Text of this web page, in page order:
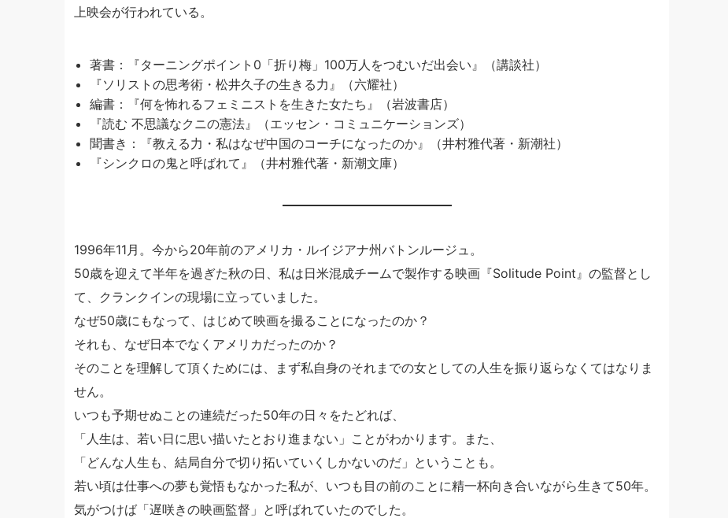
上映会が行われている。
著書：『ターニングポイント0「折り梅」100万人をつむいだ出会い』（講談社）
『ソリストの思考術・松井久子の生きる力』（六耀社）
編書：『何を怖れるフェミニストを生きた女たち』（岩波書店）
『読む 不思議なクニの憲法』（エッセン・コミュニケーションズ）
聞書き：『教える力・私はなぜ中国のコーチになったのか』（井村雅代著・新潮社）
『シンクロの鬼と呼ばれて』（井村雅代著・新潮文庫）
1996年11月。今から20年前のアメリカ・ルイジアナ州バトンルージュ。
50歳を迎えて半年を過ぎた秋の日、私は日米混成チームで製作する映画『Solitude Point』の監督とし
て、クランクインの現場に立っていました。
なぜ50歳にもなって、はじめて映画を撮ることになったのか？
それも、なぜ日本でなくアメリカだったのか？
そのことを理解して頂くためには、まず私自身のそれまでの女としての人生を振り返らなくてはなりま
せん。
いつも予期せぬことの連続だった50年の日々をたどれば、
「人生は、若い日に思い描いたとおり進まない」ことがわかります。また、
「どんな人生も、結局自分で切り拓いていくしかないのだ」ということも。
若い頃は仕事への夢も覚悟もなかった私が、いつも目の前のことに精一杯向き合いながら生きて50年。
気がつけば「遅咲きの映画監督」と呼ばれていたのでした。